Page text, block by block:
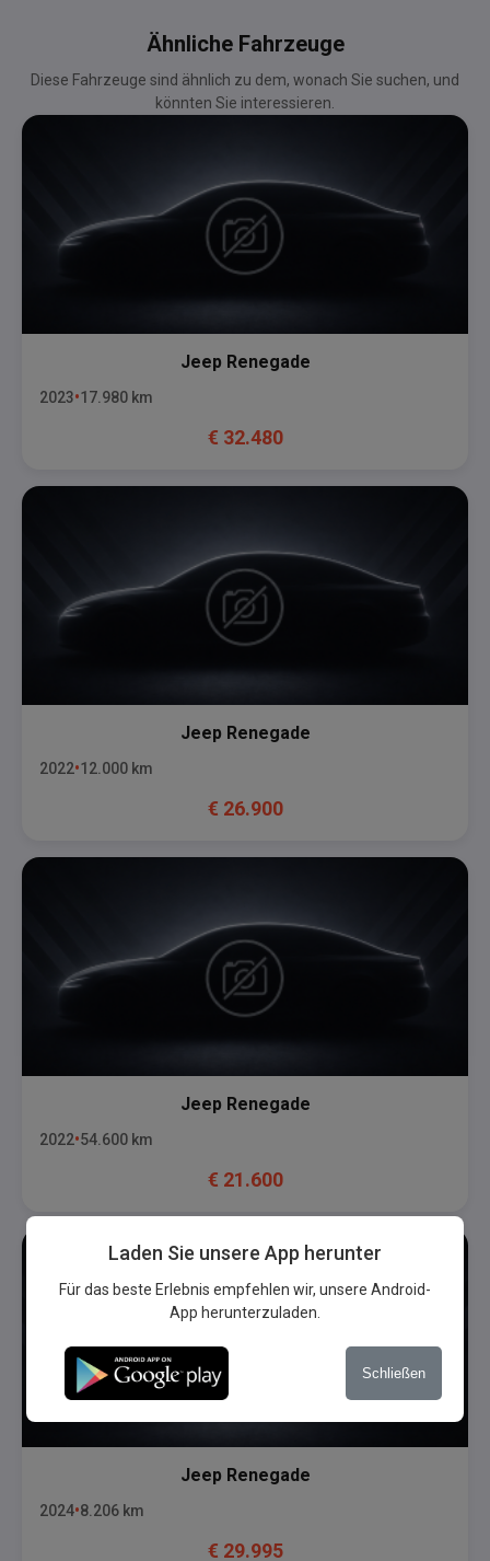
Ähnliche Fahrzeuge
Diese Fahrzeuge sind ähnlich zu dem, wonach Sie suchen, und
könnten Sie interessieren.
Jeep Renegade
2023 17.980 km
€ 32.480
Jeep Renegade
2022 12.000 km
€ 26.900
Jeep Renegade
2022 54.600 km
€ 21.600
Jeep Renegade
2024 8.206 km
€ 29.995
Laden Sie unsere App herunter
Für das beste Erlebnis empfehlen wir, unsere Android-
App herunterzuladen.
Schließen